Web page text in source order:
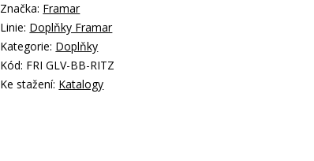
Značka: Framar
Linie: Doplňky Framar
Kategorie: Doplňky
Kód: FRI GLV-BB-RITZ
Ke stažení: Katalogy